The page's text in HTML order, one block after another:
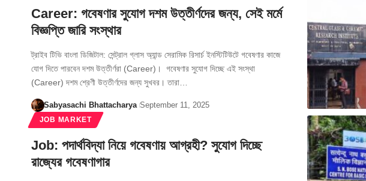
Career: গবেষণার সুযোগ দশম উত্তীর্ণদের জন্য, সেই মর্মে
বিজ্ঞপ্তি জারি সংস্থার
ট্রাইব টিভি বাংলা ডিজিটাল: সেন্ট্রাল গ্লাস অ্যান্ড সেরামিক রিসার্চ ইনস্টিটিউটে গবেষণার কাজে
যোগ দিতে পারবেন দশম উত্তীর্ণরা (Career)। গবেষণার সুযোগ দিচ্ছে এই সংস্থা
(Career) দশম শ্রেণী উত্তীর্ণদের জন্য সুখবর। তারা…
Sabyasachi Bhattacharya September 11, 2025
JOB MARKET
Job: পদার্থবিদ্যা নিয়ে গবেষণায় আগ্রহী? সুযোগ দিচ্ছে
রাজ্যের গবেষণাগার